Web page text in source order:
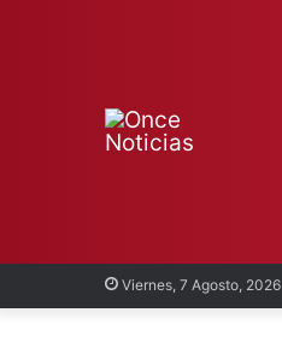
Viernes, 7 Agosto, 2026